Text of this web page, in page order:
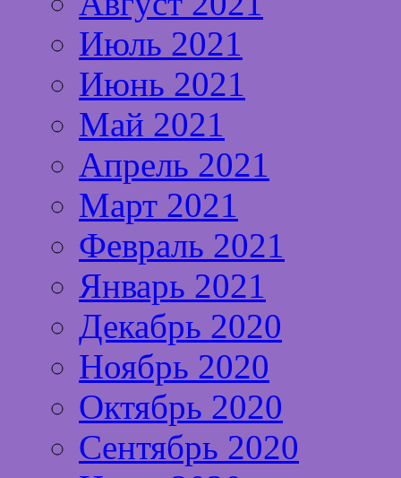
Июль 2021
Июнь 2021
Май 2021
Апрель 2021
Март 2021
Февраль 2021
Январь 2021
Декабрь 2020
Ноябрь 2020
Октябрь 2020
Сентябрь 2020